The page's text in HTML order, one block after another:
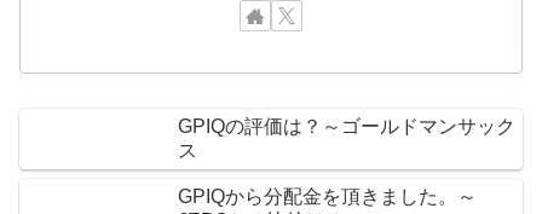
GPIQの評価は？～ゴールドマンサック
ス
GPIQから分配金を頂きました。～